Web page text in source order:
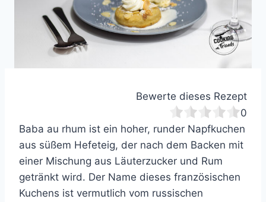
Bewerte dieses Rezept
0
Baba au rhum ist ein hoher, runder Napfkuchen
aus süßem Hefeteig, der nach dem Backen mit
einer Mischung aus Läuterzucker und Rum
getränkt wird. Der Name dieses französischen
Kuchens ist vermutlich vom russischen